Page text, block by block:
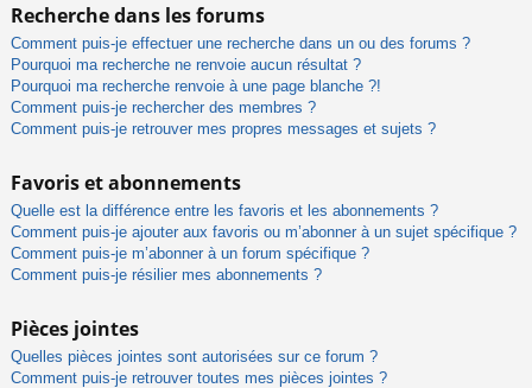
Recherche dans les forums
Comment puis-je effectuer une recherche dans un ou des forums ?
Pourquoi ma recherche ne renvoie aucun résultat ?
Pourquoi ma recherche renvoie à une page blanche ?!
Comment puis-je rechercher des membres ?
Comment puis-je retrouver mes propres messages et sujets ?
Favoris et abonnements
Quelle est la différence entre les favoris et les abonnements ?
Comment puis-je ajouter aux favoris ou m’abonner à un sujet spécifique ?
Comment puis-je m’abonner à un forum spécifique ?
Comment puis-je résilier mes abonnements ?
Pièces jointes
Quelles pièces jointes sont autorisées sur ce forum ?
Comment puis-je retrouver toutes mes pièces jointes ?